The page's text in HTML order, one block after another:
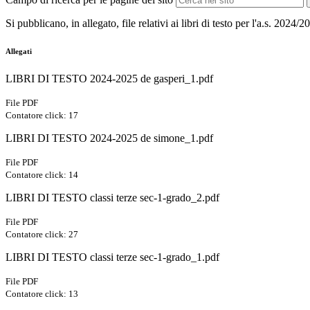
Si pubblicano, in allegato, file relativi ai libri di testo per l'a.s. 2024/
Allegati
LIBRI DI TESTO 2024-2025 de gasperi_1.pdf
File PDF
Contatore click: 17
LIBRI DI TESTO 2024-2025 de simone_1.pdf
File PDF
Contatore click: 14
LIBRI DI TESTO classi terze sec-1-grado_2.pdf
File PDF
Contatore click: 27
LIBRI DI TESTO classi terze sec-1-grado_1.pdf
File PDF
Contatore click: 13